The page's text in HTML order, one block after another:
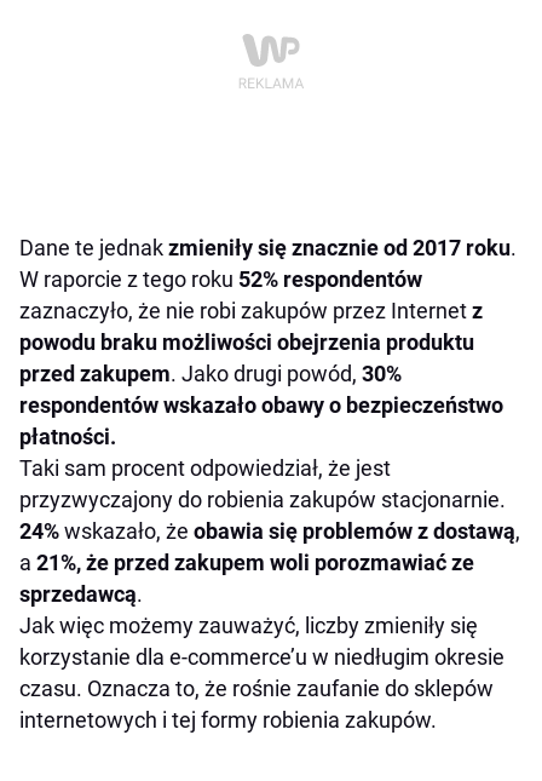
Dane te jednakzmieniły się znacznie od 2017 roku.
W raporcie z tego roku 52% respondentów
zaznaczyło, że nie robi zakupów przez Internetz
powodu braku możliwości obejrzenia produktu
przed zakupem. Jako drugi powód, 30%
respondentów wskazało obawy o bezpieczeństwo
płatności.
Taki sam procent odpowiedział, że jest
przyzwyczajony do robienia zakupów stacjonarnie.
24%wskazało, że obawia się problemów z dostawą,
a 21%, że przed zakupem woli porozmawiać ze
sprzedawcą.
Jak więc możemy zauważyć, liczby zmieniły się
korzystanie dla e-commerce’u w niedługim okresie
czasu. Oznacza to, że rośnie zaufanie do sklepów
internetowych i tej formy robienia zakupów.